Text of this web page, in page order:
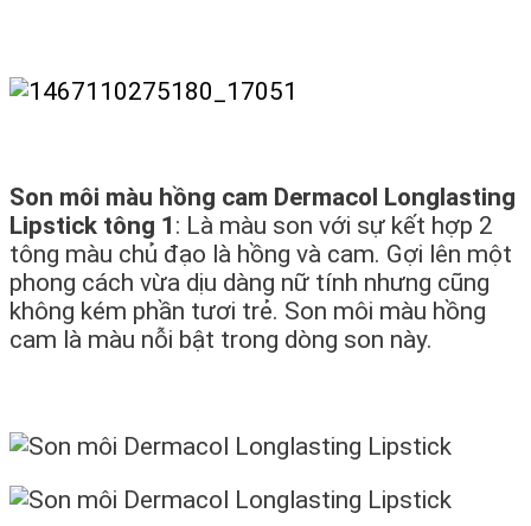
Son môi màu hồng cam Dermacol Longlasting
Lipstick tông 1 : Là màu son với sự kết hợp 2
tông màu chủ đạo là hồng và cam. Gợi lên một
phong cách vừa dịu dàng nữ tính nhưng cũng
không kém phần tươi trẻ. Son môi màu hồng
cam là màu nỗi bật trong dòng son này.